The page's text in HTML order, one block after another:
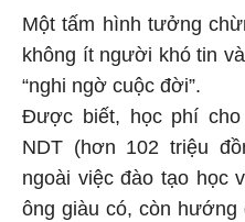
Một tấm hình tưởng
không ít người khó tin
“nghi ngờ cuộc đời”.
Được biết, học phí
NDT (hơn 102 triệu
ngoài việc đào tạo học
ông giàu có, còn hướng